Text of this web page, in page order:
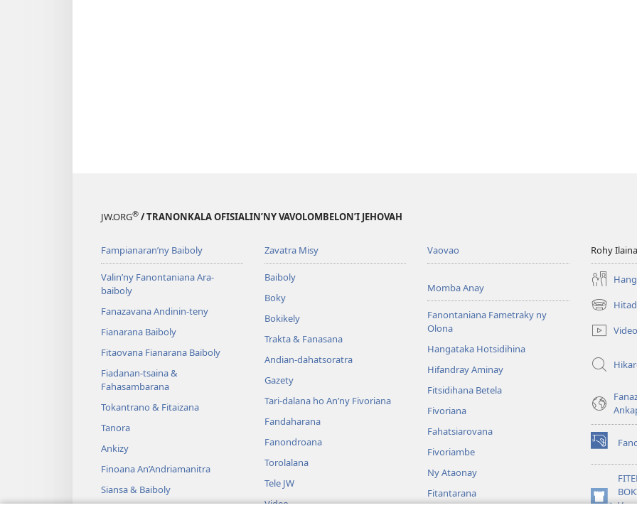
JW.ORG® / TRANONKALA OFISIALIN’NY VAVOLOMBELON’I JEHOVAH
Fampianaran’ny Baiboly
Valin’ny Fanontaniana Ara-
baiboly
Fanazavana Andinin-teny
Fianarana Baiboly
Fitaovana Fianarana Baiboly
Fiadanan-tsaina &
Fahasambarana
Tokantrano & Fitaizana
Tanora
Ankizy
Finoana An’Andriamanitra
Siansa & Baiboly
Zavatra Misy
Baiboly
Boky
Bokikely
Trakta & Fanasana
Andian-dahatsoratra
Gazety
Tari-dalana ho An’ny Fivoriana
Fandaharana
Fanondroana
Torolalana
Tele JW
Video
Vaovao
Momba Anay
Fanontaniana Fametraky ny
Olona
Hangataka Hotsidihina
Hifandray Aminay
Fitsidihana Betela
Fivoriana
Fahatsiarovana
Fivoriambe
Ny Ataonay
Fitantarana
Rohy Ilaina
rohy) Video
rohy)